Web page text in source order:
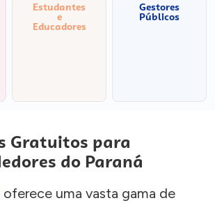
Estudantes
e
Educadores
Gestores
Públicos
Gratuitos para
do Paraná
oferece uma vasta gama de